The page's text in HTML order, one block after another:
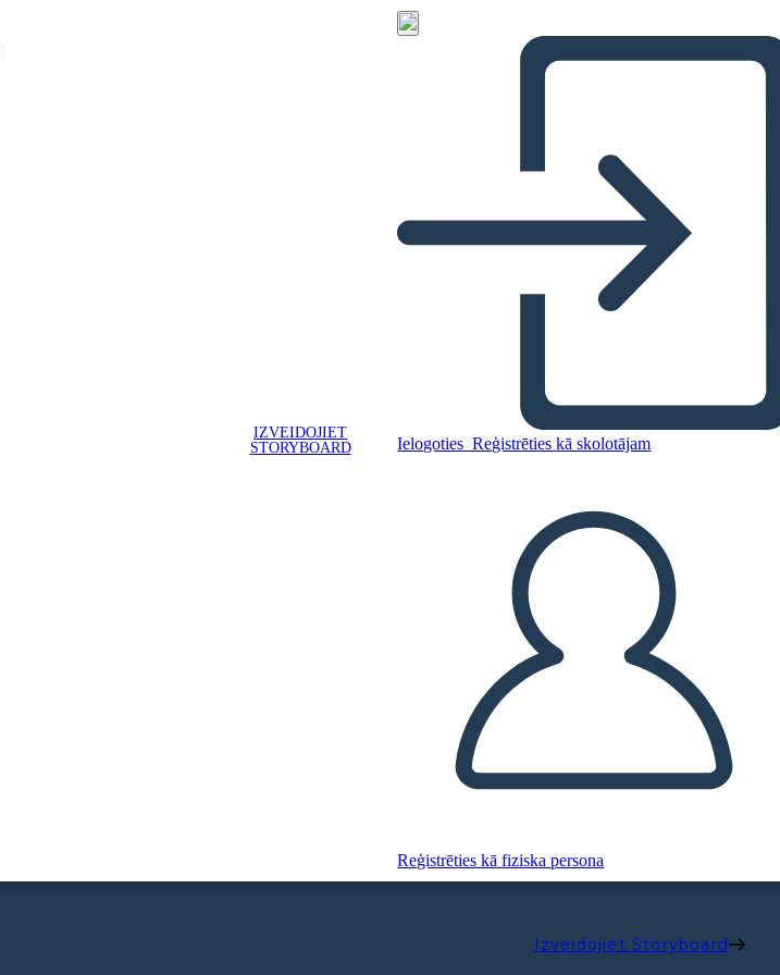
IZVEIDOJIET
STORYBOARD
Ielogoties Reģistrēties kā skolotājam
Reģistrēties kā fiziska persona
Izveidojiet Storyboard